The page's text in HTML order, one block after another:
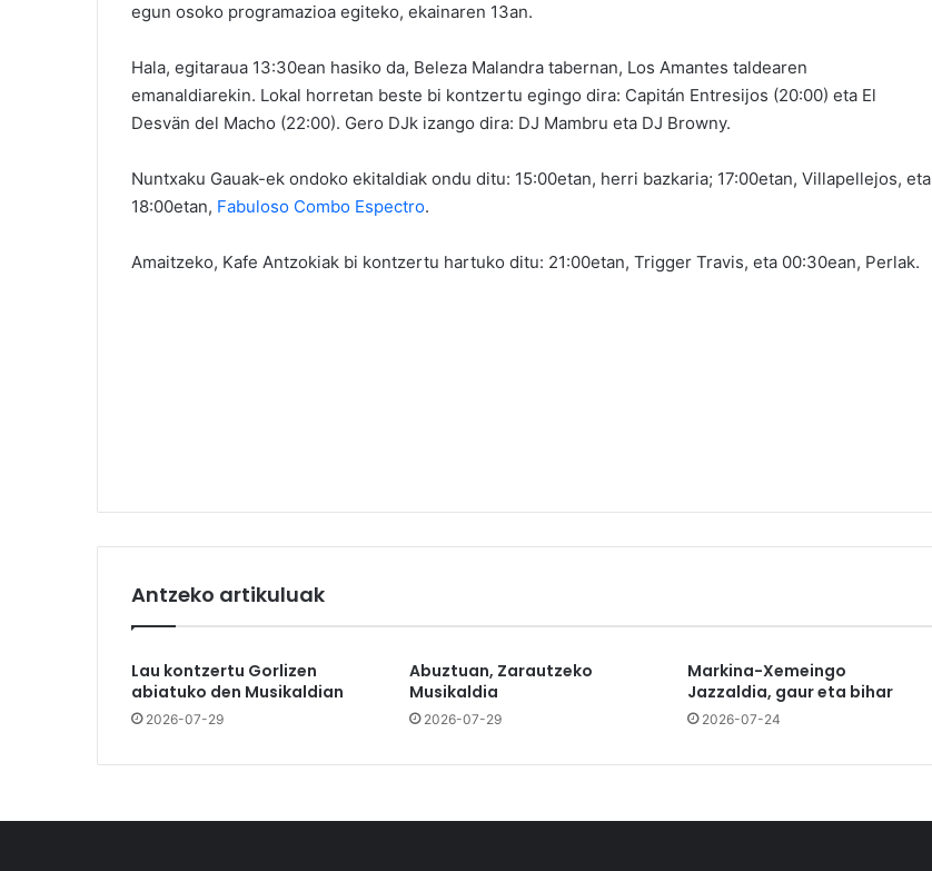
egun osoko programazioa egiteko, ekainaren 13an.
Hala, egitaraua 13:30ean hasiko da, Beleza Malandra tabernan, Los Amantes taldearen
emanaldiarekin. Lokal horretan beste bi kontzertu egingo dira: Capitán Entresijos (20:00) eta El
Desvän del Macho (22:00). Gero DJk izango dira: DJ Mambru eta DJ Browny.
Nuntxaku Gauak-ek ondoko ekitaldiak ondu ditu: 15:00etan, herri bazkaria; 17:00etan, Villapellejos, eta
18:00etan, Fabuloso Combo Espectro.
Amaitzeko, Kafe Antzokiak bi kontzertu hartuko ditu: 21:00etan, Trigger Travis, eta 00:30ean, Perlak.
Antzeko artikuluak
Lau kontzertu Gorlizen
abiatuko den Musikaldian
2026-07-29
Abuztuan, Zarautzeko
Musikaldia
2026-07-29
Markina-Xemeingo
Jazzaldia, gaur eta bihar
2026-07-24